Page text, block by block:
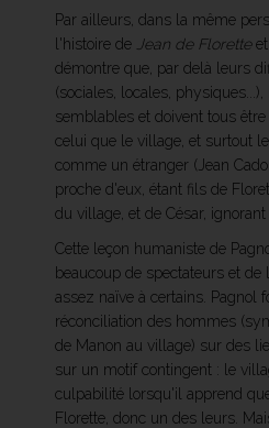
Par ailleurs, dans la même
l'histoire de Jean de Floretteet
démontre que, par delà leurs
(sociales, locales,
semblables et doivent tous
celui que le village, et surtout
comme un étranger (Jean
proche d'eux, étant fils de
du village, et de César, ignorant
Cette leçon humaniste de
beaucoup de spectateurs et de
assez naïve à certains. Pagnol
réconciliation des hommes
de Manon au village) sur des
sur un motif contingent : le
culpabilité lorsqu'il apprend
Florette, donc un des leurs.